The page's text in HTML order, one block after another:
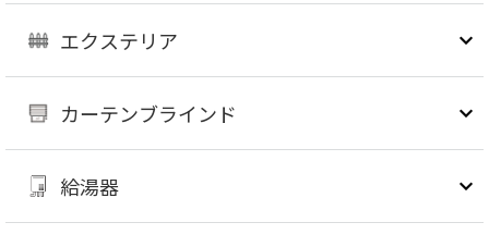
エクステリア
カーテンブラインド
給湯器